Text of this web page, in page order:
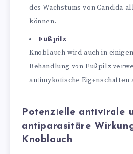
des Wachstums von Candida
können.
Fußpilz
Knoblauch wird auch in
Behandlung von Fußpilz
antimykotische Eigenschaften
Potenzielle antivirale
antiparasitäre
Knoblauch